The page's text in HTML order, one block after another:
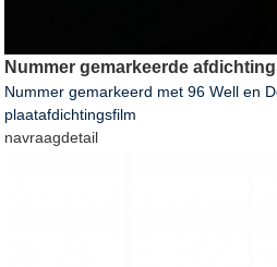
Nummer gemarkeerde
Nummer gemarkeerd met 96 Well en
plaatafdichtingsfilm
navraagdetail